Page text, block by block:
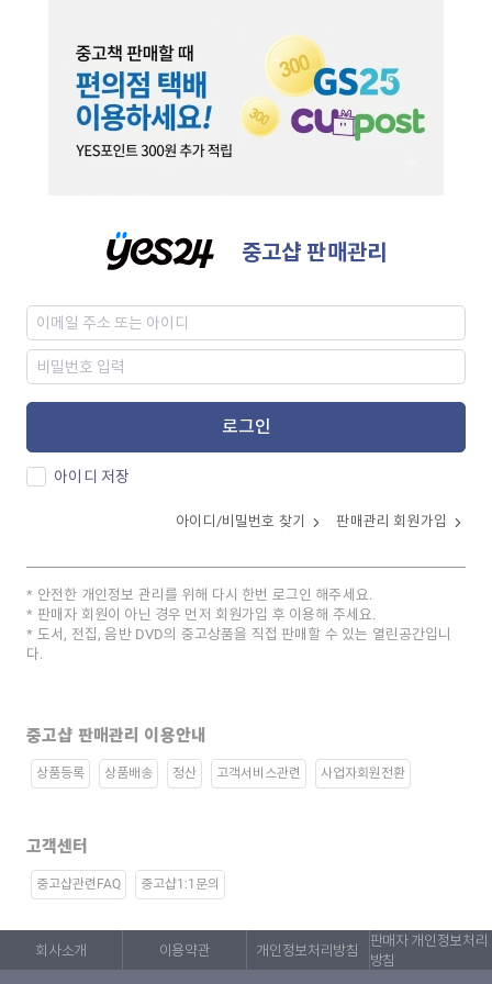
중고샵 판매관리
로그인
아이디 저장
아이디/비밀번호 찾기 판매관리 회원가입
안전한 개인정보 관리를 위해 다시 한번 로그인 해주세요.
판매자 회원이 아닌 경우 먼저 회원가입 후 이용해 주세요.
도서, 전집, 음반 DVD의 중고상품을 직접 판매할 수 있는 열린공간입니
다.
중고샵 판매관리 이용안내
상품등록 상품배송 정산 고객서비스관련 사업자회원전환
고객센터
중고샵관련FAQ 중고샵1:1문의
회사소개 이용약관 개인정보처리방침
판매자 개인정보처리
방침